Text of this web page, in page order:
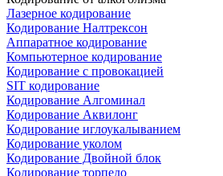
Лазерное кодирование
Кодирование Налтрексон
Аппаратное кодирование
Компьютерное кодирование
Кодирование с провокацией
SIT кодирование
Кодирование Алгоминал
Кодирование Аквилонг
Кодирование иглоукалыванием
Кодирование уколом
Кодирование Двойной блок
Кодирование торпедо